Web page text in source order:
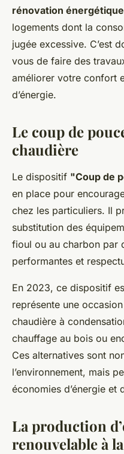
rénovation énergétique
logements dont la
jugée excessive. C’est
vous de faire des
améliorer votre confort
d’énergie.
Le coup de
chaudière
Le dispositif "Coup de
en place pour
chez les particuliers. Il
substitution des
fioul ou au charbon par
performantes et
En 2023, ce dispositif
représente une
chaudière à
chauffage au bois ou
Ces alternatives sont
l’environnement, mais
économies d’énergie et
La production
renouvelable à